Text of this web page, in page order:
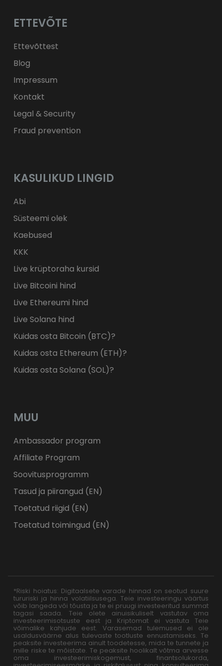
ft HUF
zł PLN
ETTEVÕTE
Ettevõttest
Blog
Impressum
Kontakt
Legal & Security
Fraud prevention
KASULIKUD LINGID
Abi
Süsteemi olek
Kaebused
KKK
Live krüptoraha kursid
Live Bitcoini hind
Live Ethereumi hind
Live Solana hind
Kuidas osta Bitcoin (BTC)?
Kuidas osta Ethereum (ETH)?
Kuidas osta Solana (SOL)?
MUU
Ambassador program
Affiliate Program
Soovitusprogramm
Tasud ja piirangud (EN)
Toetatud riigid (EN)
Toetatud toimingud (EN)
*Riski hoiatus: Digitaalsete varade hinnad on seotud suure
tururiski ja hinna volatiilsusega. Teie investeeringu väärtus
võib langeda või tõusta ja te ei pruugi investeeritud summat
tagasi saada. Teie olete ainuisikuliselt vastutav oma
investeerimisotsuste eest ja Kriptomat ei vastuta Teie
võimalike kahjude eest. Varasemad tulemused ei ole
usaldusväärne alus tulevaste tootluste ennustamiseks. Te
peaksite investeerima ainult toodetesse, mida te tunnete ja
mille riske te mõistate. Te peaksite hoolikalt võtma arvesse
oma investeerimiskogemust, finantsolukorda,